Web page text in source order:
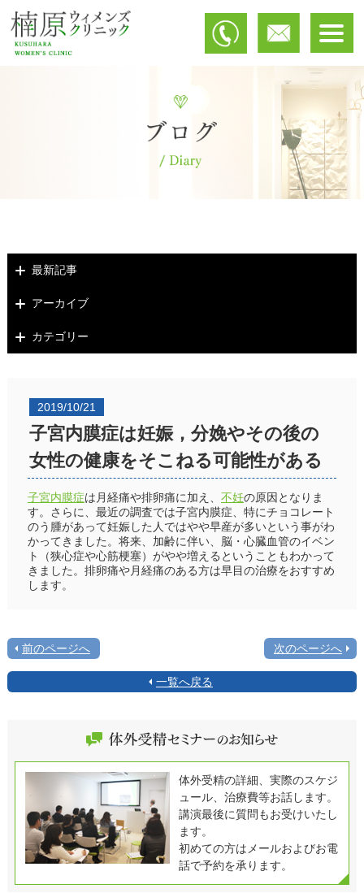
最新記事
アーカイブ
カテゴリー
2019/10/21
子宮内膜症は妊娠，分娩やその後の
女性の健康をそこねる可能性がある
子宮内膜症は月経痛や排卵痛に加え、 不妊の原因となりま
す。さらに、最近の調査では子宮内膜症、特にチョコレート
のう腫があって妊娠した人ではやや早産が多いという事がわ
かってきました。将来、加齢に伴い、脳・心臓血管のイベン
ト（狭心症や心筋梗塞）がやや増えるということもわかって
きました。排卵痛や月経痛のある方は早目の治療をおすすめ
します。
前のページへ 次のページへ
一覧へ戻る
体外受精の詳細、実際のスケジ
ュール、治療費等お話します。
講演最後に質問もお受けいたし
ます。
初めての方はメールおよびお電
話で予約を承ります。